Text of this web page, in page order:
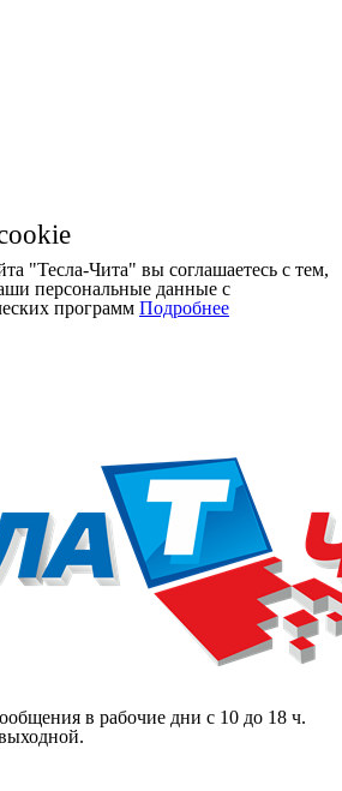
"Тесла-Чита" вы соглашаетесь с тем,
персональные данные с
программ Подробнее
в рабочие дни с 10 до 18 ч.